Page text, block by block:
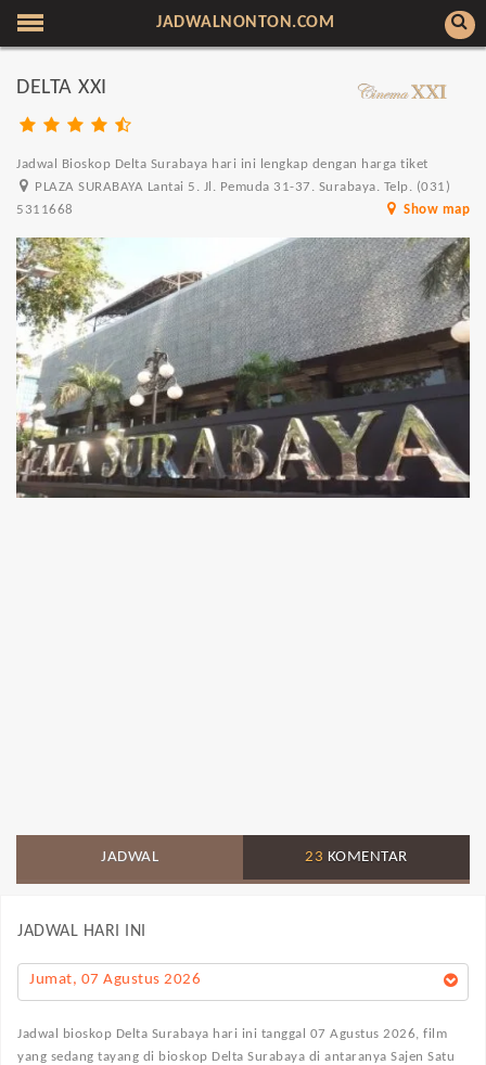
JADWALNONTON.COM
DELTA XXI
Jadwal Bioskop Delta Surabaya hari ini lengkap dengan harga tiket
PLAZA SURABAYA Lantai 5. Jl. Pemuda 31-37. Surabaya. Telp. (031)
5311668
Show map
JADWAL 23 KOMENTAR
JADWAL HARI INI
Jumat, 07 Agustus 2026
Jadwal bioskop Delta Surabaya hari ini tanggal 07 Agustus 2026, film
yang sedang tayang di bioskop Delta Surabaya di antaranya Sajen Satu